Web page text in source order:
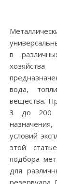
Металлические горизонтальные резервуары —
в
вода,
вещества.
3 до 200
условий
этой
подбора
для